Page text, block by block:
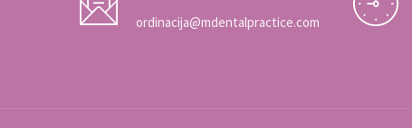
ordinacija@mdentalpractice.com